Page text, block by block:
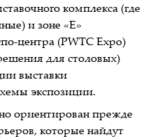
комплекса (где
и зоне «E»
центра (PWTC Expo)
для столовых)
выставки
экспозиции.
ориентирован прежде
которые найдут